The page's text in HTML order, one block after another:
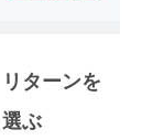
リターンを
選ぶ